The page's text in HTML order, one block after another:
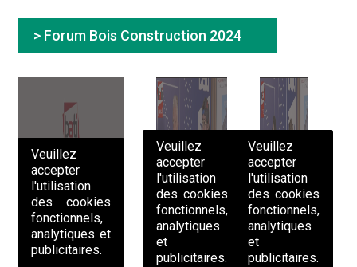
> Forum Bois Construction 2024
Veuillez
accepter
l'utilisation
des cookies
fonctionnels,
analytiques et
publicitaires.
Veuillez
accepter
l'utilisation
des cookies
fonctionnels,
analytiques
et
publicitaires.
Veuillez
accepter
l'utilisation
des cookies
fonctionnels,
analytiques
et
publicitaires.